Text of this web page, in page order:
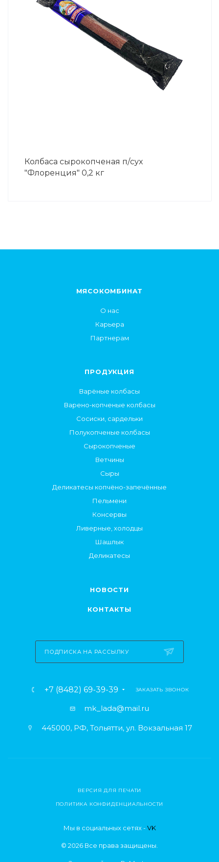
Колбаса сырокопченая п/сух
"Флоренция" 0,2 кг
МЯСОКОМБИНАТ
О нас
Карьера
Партнерам
ПРОДУКЦИЯ
Варёные колбасы
Варено-копченые колбасы
Сосиски, сардельки
Полукопченые колбасы
Сырокопченые
Ветчины
Сыры
Деликатесы копчёно-запечённые
Пельмени
Консервы
Ливерные, холодцы
Шашлык
Деликатесы
НОВОСТИ
КОНТАКТЫ
ПОДПИСКА НА РАССЫЛКУ
+7 (8482) 69-39-39 ЗАКАЗАТЬ ЗВОНОК
mk_lada@mail.ru
445000, РФ, Тольятти, ул. Вокзальная 17
ВЕРСИЯ ДЛЯ ПЕЧАТИ
ПОЛИТИКА КОНФИДЕНЦИАЛЬНОСТИ
Мы в социальных сетях -VK
© 2026 Все права защищены.